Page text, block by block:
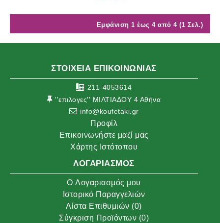
Εμφάνιση 1 έως 4 από 4 (1 Σελ.)
ΣΤΟΙΧΕΙΑ ΕΠΙΚΟΙΝΩΝΙΑΣ
211-4053614
''επιλογες'' ΜΙΛΤΙΑΔΟΥ 4 Αθήνα
info@koufetaki.gr
Προφίλ
Επικοινωνήστε μαζί μας
Χάρτης Ιστότοπου
ΛΟΓΑΡΙΑΣΜΌΣ
O Λογαριασμός μου
Ιστορικό Παραγγελιών
Λίστα Επιθυμιών (0)
Σύγκριση Προϊόντων (0)